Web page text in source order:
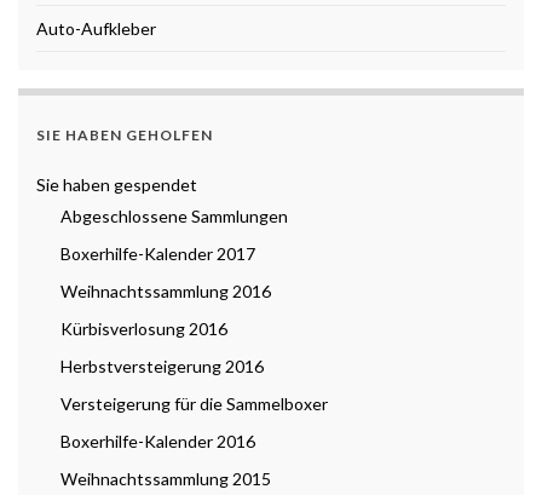
Auto-Aufkleber
SIE HABEN GEHOLFEN
Sie haben gespendet
Abgeschlossene Sammlungen
Boxerhilfe-Kalender 2017
Weihnachtssammlung 2016
Kürbisverlosung 2016
Herbstversteigerung 2016
Versteigerung für die Sammelboxer
Boxerhilfe-Kalender 2016
Weihnachtssammlung 2015